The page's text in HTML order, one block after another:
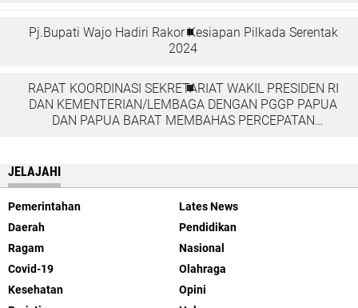
Pj.Bupati Wajo Hadiri Rakor Kesiapan Pilkada Serentak
2024
RAPAT KOORDINASI SEKRETARIAT WAKIL PRESIDEN RI
DAN KEMENTERIAN/LEMBAGA DENGAN PGGP PAPUA
DAN PAPUA BARAT MEMBAHAS PERCEPATAN
JELAJAHI
Pemerintahan
Lates News
Daerah
Pendidikan
Ragam
Nasional
Covid-19
Olahraga
Kesehatan
Opini